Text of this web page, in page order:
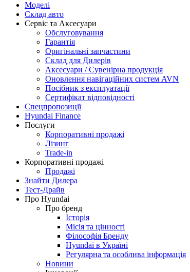
Моделі
Склад авто
Сервіс та Аксесуари
Обслуговування
Гарантія
Оригінальні запчастини
Склад для Дилерів
Аксесуари / Сувенірна продукція
Оновлення навігаційних систем AVN
Посібник з експлуатації
Сертифікат відповідності
Спецпропозиції
Hyundai Finance
Послуги
Корпоративні продажі
Лізинг
Trade-in
Корпоративні продажі
Продажі
Знайти Дилера
Тест-Драйв
Про Hyundai
Про бренд
Історія
Місія та цінності
Філософія Бренду
Hyundai в Україні
Регулярна та особлива інформація
Новини